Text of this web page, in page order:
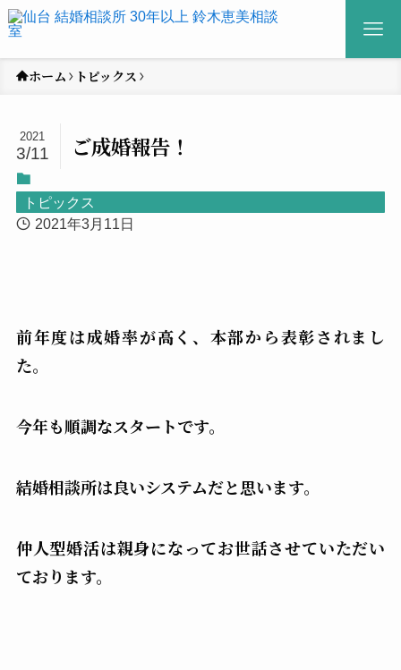
ホーム トピックス
ご成婚報告！
2021
3/11
トピックス
2021年3月11日
前年度は成婚率が高く、本部から表彰されまし
た。
今年も順調なスタートです。
結婚相談所は良いシステムだと思います。
仲人型婚活は親身になってお世話させていただい
ております。